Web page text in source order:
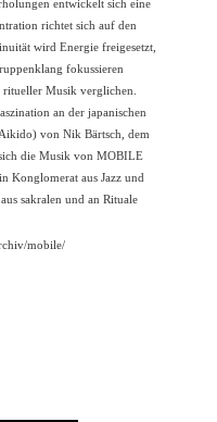
entwickelt sich eine
richtet sich auf den
wird Energie freigesetzt,
fokussieren
Musik verglichen.
an der japanischen
von Nik Bärtsch, dem
die Musik von MOBILE
Konglomerat aus Jazz und
sakralen und an Rituale
mobile/